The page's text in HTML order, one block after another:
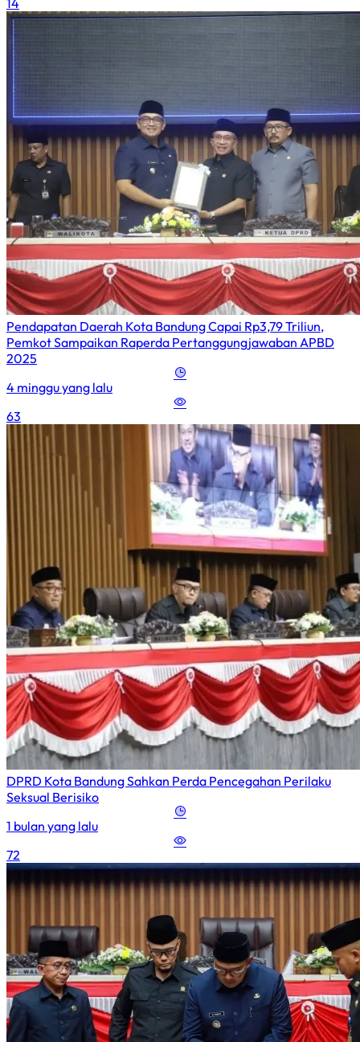
14
Pendapatan Daerah Kota Bandung Capai Rp3,79 Triliun,
Pemkot Sampaikan Raperda Pertanggungjawaban APBD
2025
4 minggu yang lalu
63
DPRD Kota Bandung Sahkan Perda Pencegahan Perilaku
Seksual Berisiko
1 bulan yang lalu
72